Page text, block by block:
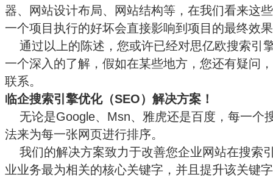
器、网站设计布局、网站结构等，在我们看来这
一个项目执行的好坏会直接影响到项目的最终效
通过以上的陈述，您或许已经对思亿欧搜索引
一个深入的了解，假如在某些地方，您还有疑问
联系。
临企搜索引擎优化（SEO）解决方案！
无论是Google、Msn、雅虎还是百度，每一个
法来为每一张网页进行排序。
我们的解决方案致力于改善您企业网站在搜索
业业务最为相关的核心关键字，并且提升该关键